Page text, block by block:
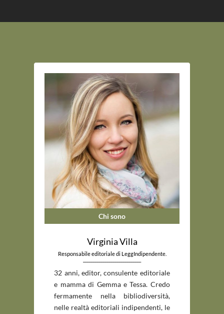
Chi sono
Virginia Villa
Responsabile editoriale di LeggIndipendente.
_____________________________
32 anni, editor, consulente editoriale
e mamma di Gemma e Tessa. Credo
fermamente nella bibliodiversità,
nelle realtà editoriali indipendenti, le